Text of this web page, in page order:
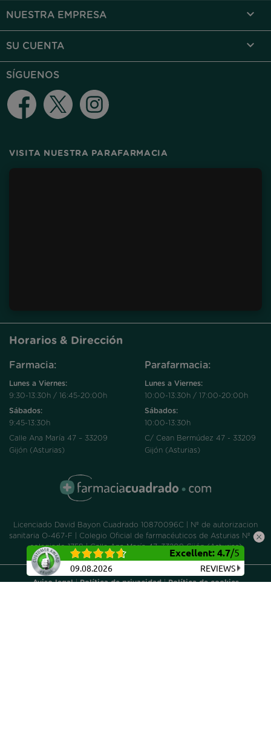
Excellent: 4.7/5
09.08.2026 REVIEWS
NUESTRA EMPRESA 
SU CUENTA 
SÍGUENOS
Facebook Twitter
VISITA NUESTRA PARAFARMACIA
Horarios & Dirección
Farmacia:
Lunes a Viernes:
9:30-13:30h / 16:45-20:00h
Sábados:
9:45-13:30h
Calle Ana María 47 – 33209
Gijón (Asturias)
Parafarmacia:
Lunes a Viernes:
10:00-13:30h / 17:00-20:00h
Sábados:
10:00-13:30h
C/ Cean Bermúdez 47 - 33209
Gijón (Asturias)
Licenciado David Bayon Cuadrado 10870096C | Nº de autorizacion
sanitaria O-467-F | Colegio Oficial de farmacéuticos de Asturias Nº de
colegiado 1758 | Calle Ana María 47, 33209 Gijón (Asturias)
Aviso legal | Política de privacidad | Política de cookies